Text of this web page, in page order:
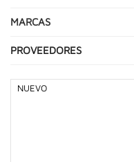
MARCAS
PROVEEDORES
NUEVO